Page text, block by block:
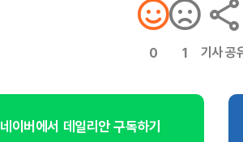
0 1 기사 공
네이버에서 데일리안 구독하기